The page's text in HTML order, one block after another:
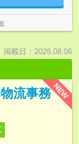
掲載日：2026.08.06
NEW
流事務